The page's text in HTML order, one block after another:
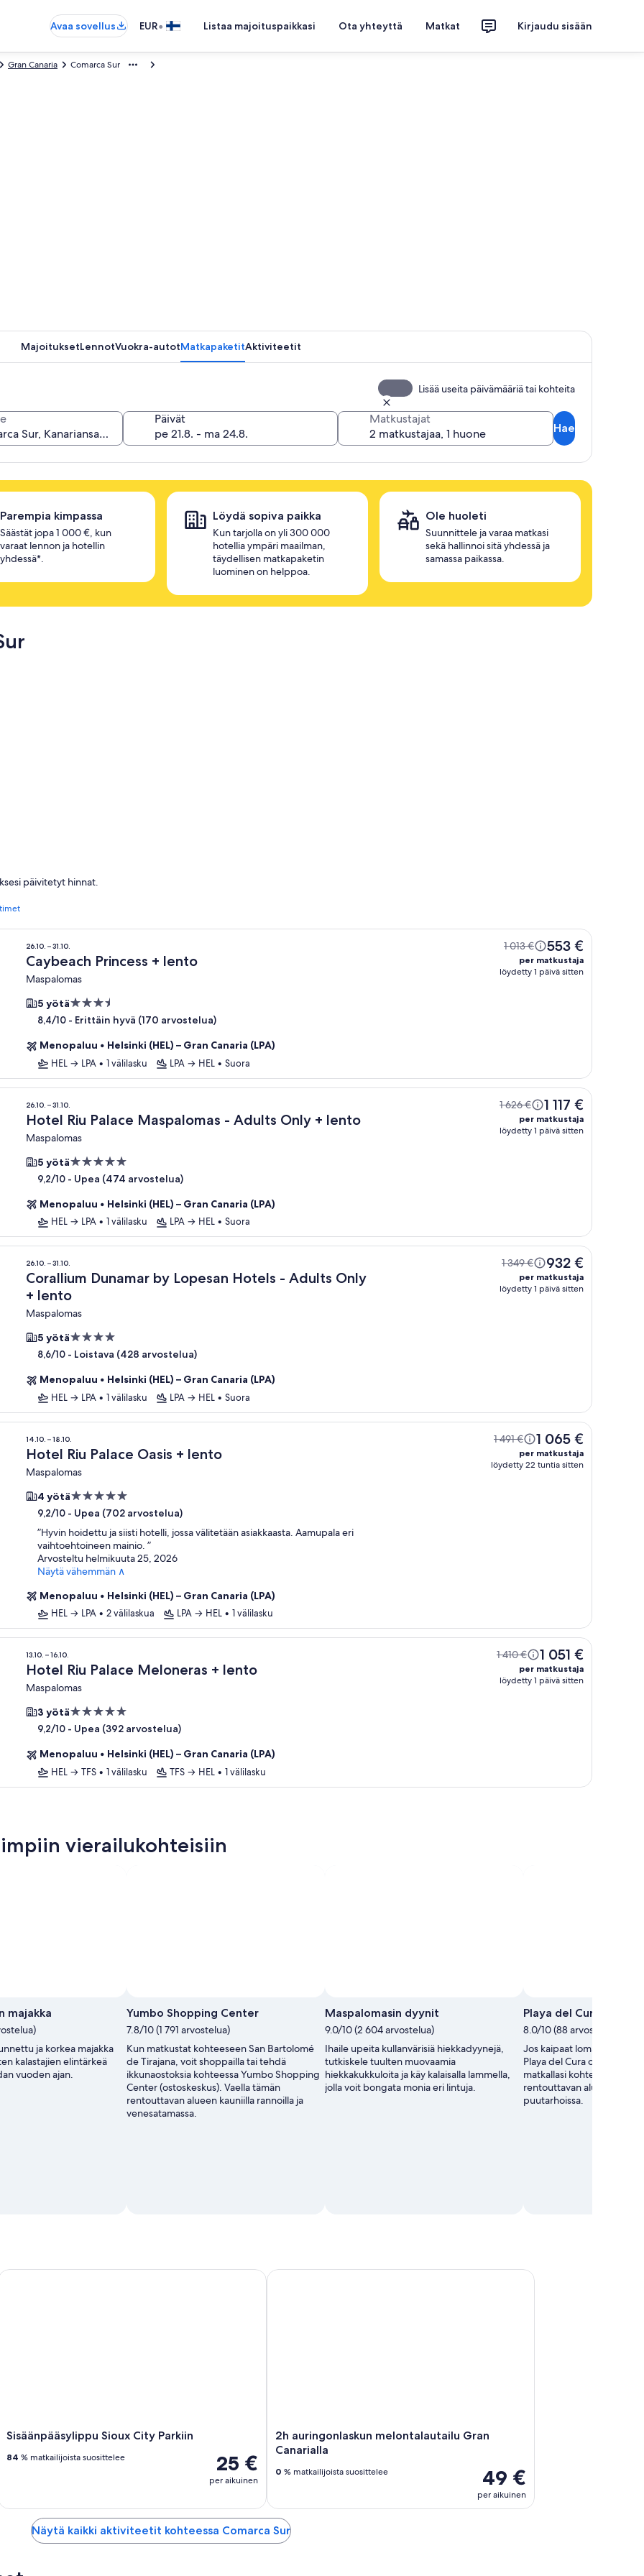
Avaa sovellus EUR• Listaa majoituspaikkasi Ota yhteyttä Matkat Kirjaudu sisään
Comarca Sur
Gran Canaria
MajoituksetLennotVuokra-autotMatkapaketitAktiviteetit
Lisää useita päivämääriä tai kohteita
Päivät Matkustajat
Hae
Parempia kimpassa
Säästät jopa 1 000 €, kun
varaat lennon ja hotellin
yhdessä*.
Löydä sopiva paikka
Kun tarjolla on yli 300 000
hotellia ympäri maailman,
täydellisen matkapaketin
luominen on helppoa.
Ole huoleti
Suunnittele ja varaa matkasi
sekä hallinnoi sitä yhdessä ja
samassa paikassa.
päivitetyt hinnat.
26.10. – 31.10.
Caybeach Princess + lento
Maspalomas
5 yötä3.5
tähden
8,4/10 - Erittäin hyvä (170 arvostelua)
Menopaluu • Helsinki (HEL) – Gran Canaria (LPA)
HEL → LPA • 1 välilasku LPA → HEL • Suora
1 013 € 553 €
per matkustaja
löydetty 1 päivä sitten
26.10. – 31.10.
Hotel Riu Palace Maspalomas - Adults Only + lento
Maspalomas
5 yötä5.0
tähden
9,2/10 - Upea (474 arvostelua)
Menopaluu • Helsinki (HEL) – Gran Canaria (LPA)
HEL → LPA • 1 välilasku LPA → HEL • Suora
1 626 € 1 117 €
per matkustaja
löydetty 1 päivä sitten
26.10. – 31.10.
Corallium Dunamar by Lopesan Hotels - Adults Only
+ lento
Maspalomas
5 yötä4.0
tähden
8,6/10 - Loistava (428 arvostelua)
Menopaluu • Helsinki (HEL) – Gran Canaria (LPA)
HEL → LPA • 1 välilasku LPA → HEL • Suora
1 349 € 932 €
per matkustaja
löydetty 1 päivä sitten
14.10. – 18.10.
Hotel Riu Palace Oasis + lento
Maspalomas
4 yötä5.0
tähden
majoituspaikka
9,2/10 - Upea (702 arvostelua)
”Hyvin hoidettu ja siisti hotelli, jossa välitetään asiakkaasta. Aamupala eri
vaihtoehtoineen mainio. ”
Arvosteltu helmikuuta 25, 2026
Näytä vähemmän ∧
Menopaluu • Helsinki (HEL) – Gran Canaria (LPA)
HEL → LPA • 2 välilaskua LPA → HEL • 1 välilasku
1 491 € 1 065 €
per matkustaja
löydetty 22 tuntia sitten
13.10. – 16.10.
Hotel Riu Palace Meloneras + lento
Maspalomas
3 yötä5.0
tähden
9,2/10 - Upea (392 arvostelua)
Menopaluu • Helsinki (HEL) – Gran Canaria (LPA)
HEL → TFS • 1 välilasku TFS → HEL • 1 välilasku
1 410 € 1 051 €
per matkustaja
löydetty 1 päivä sitten
vierailukohteisiin
majakka
ja korkea majakka
kalastajien elintärkeä
vuoden ajan.
Yumbo Shopping Center
7.8/10 (1 791 arvostelua)
Kun matkustat kohteeseen San Bartolomé
de Tirajana, voit shoppailla tai tehdä
ikkunaostoksia kohteessa Yumbo Shopping
Center (ostoskeskus). Vaella tämän
rentouttavan alueen kauniilla rannoilla ja
venesatamassa.
Maspalomasin dyynit
9.0/10 (2 604 arvostelua)
Ihaile upeita kullanvärisiä hiekkadyynejä,
tutkiskele tuulten muovaamia
hiekkakukkuloita ja käy kalaisalla lammella,
jolla voit bongata monia eri lintuja.
Playa del Cura
8.0/10 (88 arvostelua)
Jos kaipaat lomaltasi
Playa del Cura olla
matkallasi kohteessa
rentouttavan alueen
puutarhoissa.
päiväretki
Sisäänpääsylippu Sioux City Parkiin
25 €
per aikuinen
84 % matkailijoista suosittelee
Sioux City Parkiin
2h auringonlaskun melontalautailu Gran
Canarialla
49 €
per aikuinen
0 % matkailijoista suosittelee
2h auringonlaskun melontalautailu Gran Canarialla
Näytä kaikki aktiviteetit kohteessa Comarca Sur